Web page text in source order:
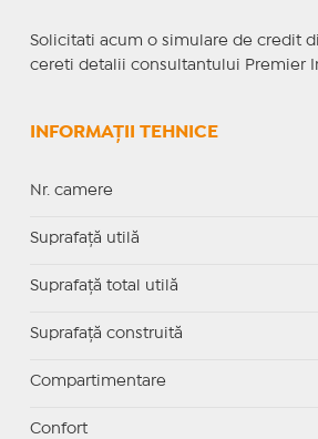
Solicitati acum o simulare de credit
cereti detalii consultantului Premier
INFORMAȚII TEHNICE
Nr. camere
Suprafaţă utilă
Suprafaţă total utilă
Suprafaţă construită
Compartimentare
Confort